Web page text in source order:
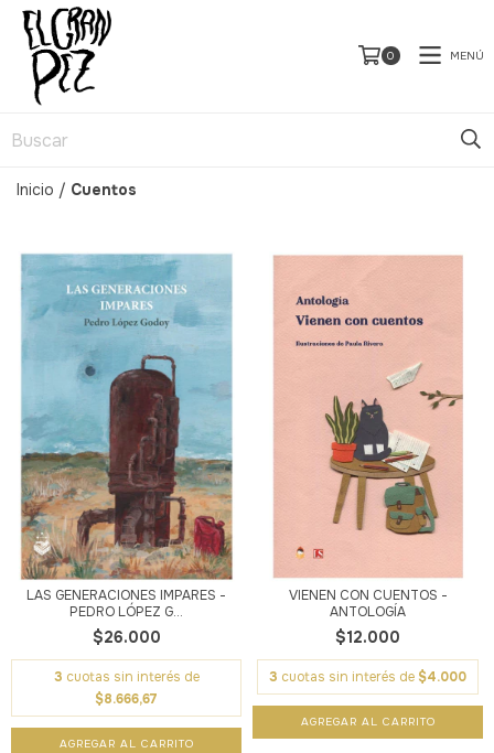
0 MENÚ
Inicio / Cuentos
LAS GENERACIONES IMPARES -
PEDRO LÓPEZ G...
$26.000
3 cuotas sin interés de
$8.666,67
VIENEN CON CUENTOS -
ANTOLOGÍA
$12.000
3 cuotas sin interés de $4.000